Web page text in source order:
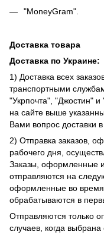
"MoneyGram".
Доставка товара
Доставка по Украине:
1) Доставка всех
транспортными
"Укрпочта", "Джостин"
на сайте выше
Вами вопрос доставки
2) Отправка заказов,
рабочего дня,
Заказы, оформленные
отправляются на
оформленные во время
обрабатываются в
Отправляются только
случаев, когда